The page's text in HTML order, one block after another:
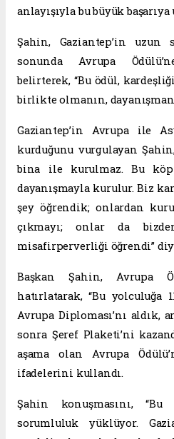
anlayışıyla bu büyük başarıya
Şahin, Gaziantep’in uzun
sonunda Avrupa
belirterek, “Bu ödül,
birlikte olmanın,
Gaziantep’in Avrupa ile
kurduğunu vurgulayan
bina ile kurulmaz. Bu
dayanışmayla kurulur. Biz
şey öğrendik; onlardan
çıkmayı; onlar da
misafirperverliği öğrendi”
Başkan Şahin, Avrupa
hatırlatarak, “Bu yolculuğa
Avrupa Diploması’nı aldık,
sonra Şeref Plaketi’ni
aşama olan Avrupa
ifadelerini kullandı.
Şahin konuşmasını,
sorumluluk yüklüyor.